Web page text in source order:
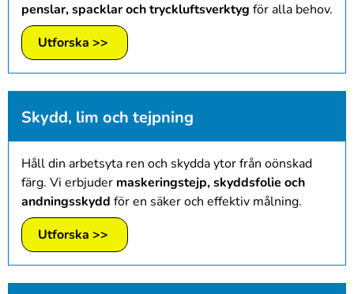
penslar, spacklar och tryckluftsverktyg för alla behov.
Utforska >>
Skydd, lim och tejpning
Håll din arbetsyta ren och skydda ytor från oönskad
färg. Vi erbjuder maskeringstejp, skyddsfolie och
andningsskydd för en säker och effektiv målning.
Utforska >>